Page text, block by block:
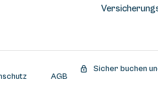
AGB
Sicher buchen